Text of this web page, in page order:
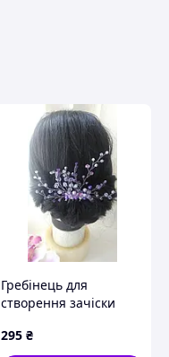
Гребінець для
створення зачіски
295 ₴